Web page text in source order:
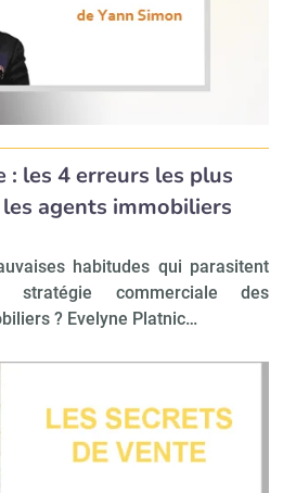
: les 4 erreurs les plus
agents immobiliers
habitudes qui parasitent
commerciale des
? Evelyne Platnic…
déjà
tard